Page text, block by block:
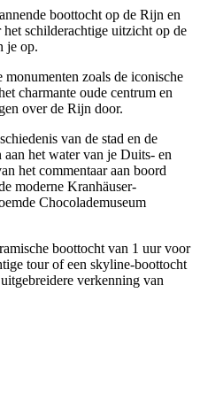
boottocht op de Rijn en
schilderachtige uitzicht op de
je op.
monumenten zoals de iconische
charmante oude centrum en
over de Rijn door.
van de stad en de
aan het water van je Duits- en
het commentaar aan boord
moderne Kranhäuser-
Chocolademuseum
boottocht van 1 uur voor
tour of een skyline-boottocht
verkenning van